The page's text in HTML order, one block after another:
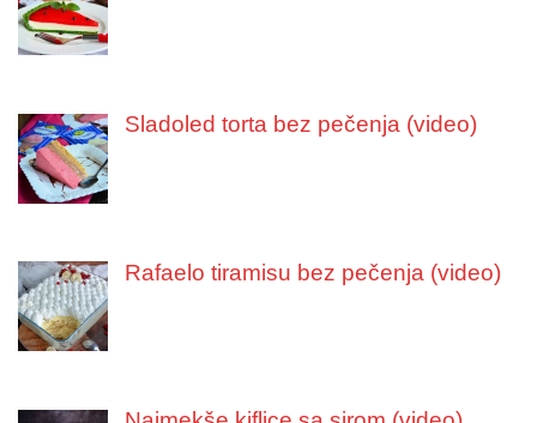
Sladoled torta bez pečenja (video)
Rafaelo tiramisu bez pečenja (video)